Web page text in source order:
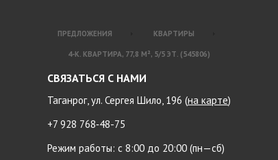
ПРЕДЛОЖЕНИЯ КВАРТИРЫ
4-К. КВАРТИРА, 77,8 М², 5/5 ЭТ. (545806)
СВЯЗАТЬСЯ С НАМИ
Таганрог, ул. Сергея Шило, 196 (на карте)
+7 928 768‑48-75
Режим работы: с 8:00 до 20:00 (пн—сб)